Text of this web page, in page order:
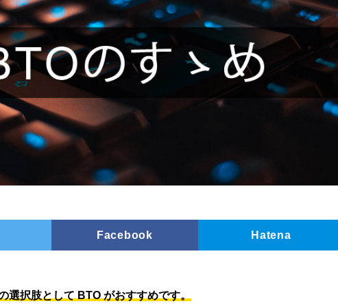
Facebook Hatena
選択肢として BTO がおすすめです。